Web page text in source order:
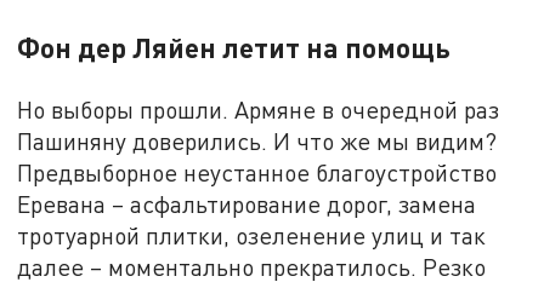
Фон дер Ляйен летит на помощь
Но выборы прошли. Армяне в очередной раз
Пашиняну доверились. И что же мы видим?
Предвыборное неустанное благоустройство
Еревана – асфальтирование дорог, замена
тротуарной плитки, озеленение улиц и так
далее – моментально прекратилось. Резко